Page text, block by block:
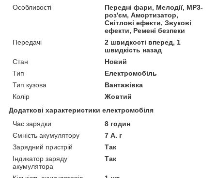
Особливості
Передні фари, Мелодії, MP3-
роз'єм, Амортизатор,
Світлові ефекти, Звукові
ефекти, Ремені безпеки
Передачі
2 швидкості вперед, 1
швидкість назад
Стан
Новий
Тип
Електромобіль
Тип кузова
Вантажівка
Колір
Жовтий
Додаткові характеристики електромобіля
Час зарядки
8 годин
Ємність акумулятору
7 А. г
Зарядний пристрій
Так
Індикатор заряду
акумулятора
Так